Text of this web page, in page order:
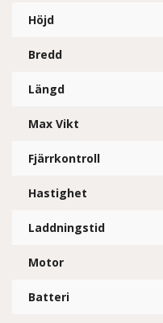
Höjd
Bredd
Längd
Max Vikt
Fjärrkontroll
Hastighet
Laddningstid
Motor
Batteri